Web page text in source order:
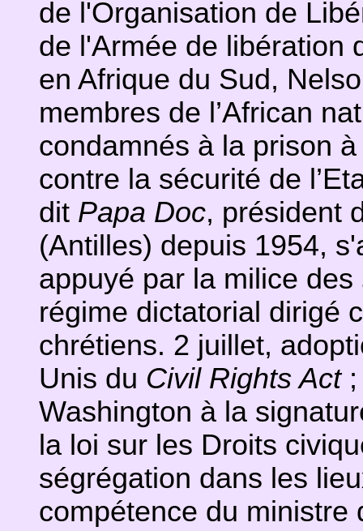
de l'Organisation de
de l'Armée de libération
en Afrique du Sud,
membres de l’African
condamnés à la prison
contre la sécurité de
dit Papa Doc, président
(Antilles) depuis 1954,
appuyé par la milice des
régime dictatorial dirigé
chrétiens. 2 juillet,
Unis du Civil Rights Act
Washington à la
la loi sur les Droits
ségrégation dans les
compétence du ministre